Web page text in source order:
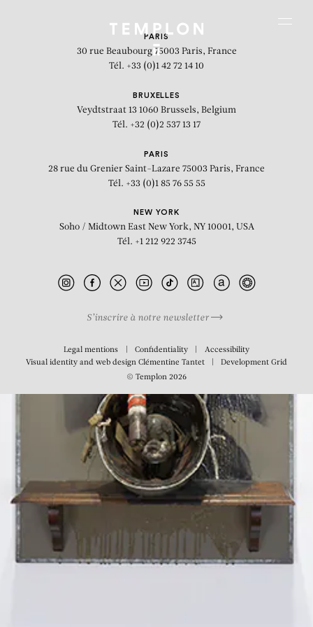
Still Dead End Dead I
PARIS
30 rue Beaubourg 75003 Paris, France
Tél. +33 (0)1 42 72 14 10
BRUXELLES
Veydtstraat 13 1060 Brussels, Belgium
Tél. +32 (0)2 537 13 17
PARIS
28 rue du Grenier Saint-Lazare 75003 Paris, France
Tél. +33 (0)1 85 76 55 55
NEW YORK
Soho / Midtown East New York, NY 10001, USA
Tél. +1 212 922 3745
S’inscrire à notre newsletter
Legal mentions Confidentiality
Accessibility
Visual identity and web design Clémentine Tantet DevelopmentGrid
© Templon 2026